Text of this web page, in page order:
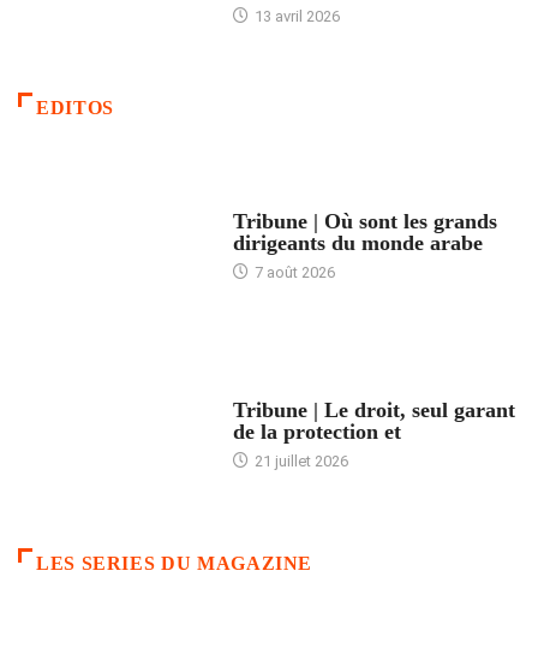
13 avril 2026
EDITOS
Tribune | Où sont les grands
dirigeants du monde arabe
7 août 2026
Tribune | Le droit, seul garant
de la protection et
21 juillet 2026
LES SERIES DU MAGAZINE